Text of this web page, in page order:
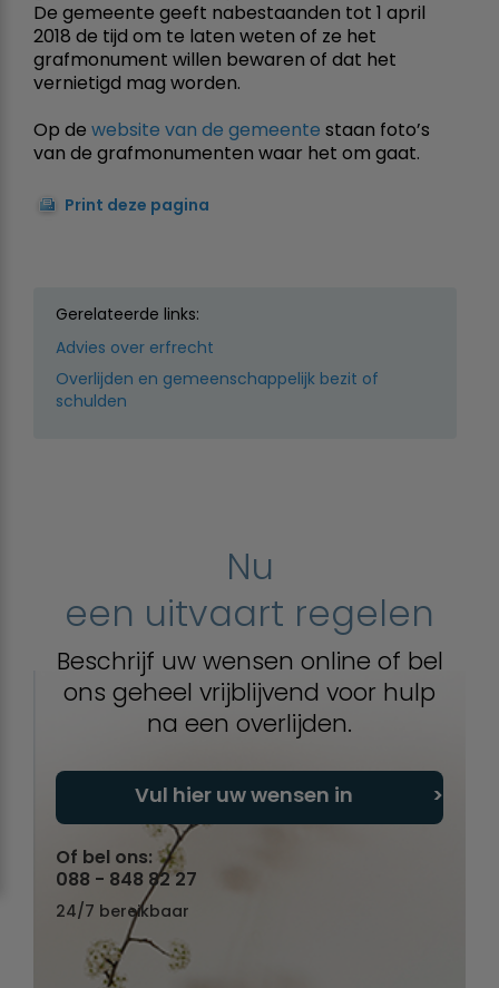
De gemeente geeft nabestaanden tot 1 april
2018 de tijd om te laten weten of ze het
grafmonument willen bewaren of dat het
vernietigd mag worden.
Op de website van de gemeente staan foto’s
van de grafmonumenten waar het om gaat.
Print deze pagina
Gerelateerde links:
Advies over erfrecht
Overlijden en gemeenschappelijk bezit of
schulden
Nu
een uitvaart regelen
Beschrijf uw wensen online of bel
ons geheel vrijblijvend voor hulp
na een overlijden.
Vul hier uw wensen in
Of bel ons:
088 - 848 82 27
24/7 bereikbaar